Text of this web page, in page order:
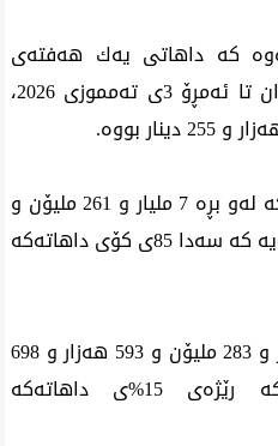
كه‌ داهاتی یه‌ك هه‌فته‌ی
سلێمانی له‌ رۆژی 27ی‌ حوزه‌یران تا ئه‌مڕۆ 3ی ته‌مموزی 2026،
ماڵپه‌ڕه‌كه‌ ئاماژه‌ی‌ به‌وه‌داوه‌ كه‌ له‌و بڕه‌ 7 ملیار و 261 ملیۆن و
629 هه‌زار و 557 دیناری نه‌ختینه‌یه‌ كه‌ سه‌دا 85ی‌ كۆی‌ داهاته‌كه‌
ئه‌وه‌ش خراوه‌ته‌ڕوو كه‌ 1 ملیار و 283 ملیۆن و 593 هه‌زار و 698
دیناری به‌شێوه‌ی چه‌كه‌ كه‌ رێژه‌ی 15%ی‌ داهاته‌كه‌